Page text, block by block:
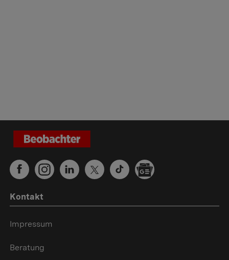
Kontakt
Impressum
Beratung